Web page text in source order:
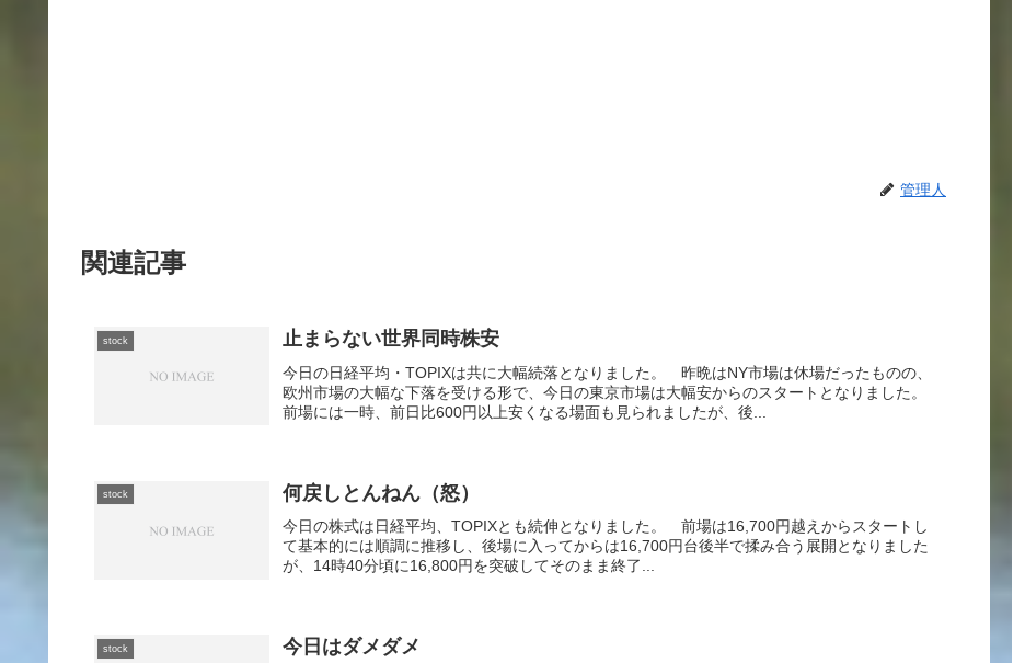
管理人
関連記事
stock 止まらない世界同時株安
今日の日経平均・TOPIXは共に大幅続落となりました。 昨晩はNY市場は休場だったものの、
欧州市場の大幅な下落を受ける形で、今日の東京市場は大幅安からのスタートとなりました。
前場には一時、前日比600円以上安くなる場面も見られましたが、後...
stock 何戻しとんねん（怒）
今日の株式は日経平均、TOPIXとも続伸となりました。 前場は16,700円越えからスタートし
て基本的には順調に推移し、後場に入ってからは16,700円台後半で揉み合う展開となりました
が、14時40分頃に16,800円を突破してそのまま終了...
stock 今日はダメダメ